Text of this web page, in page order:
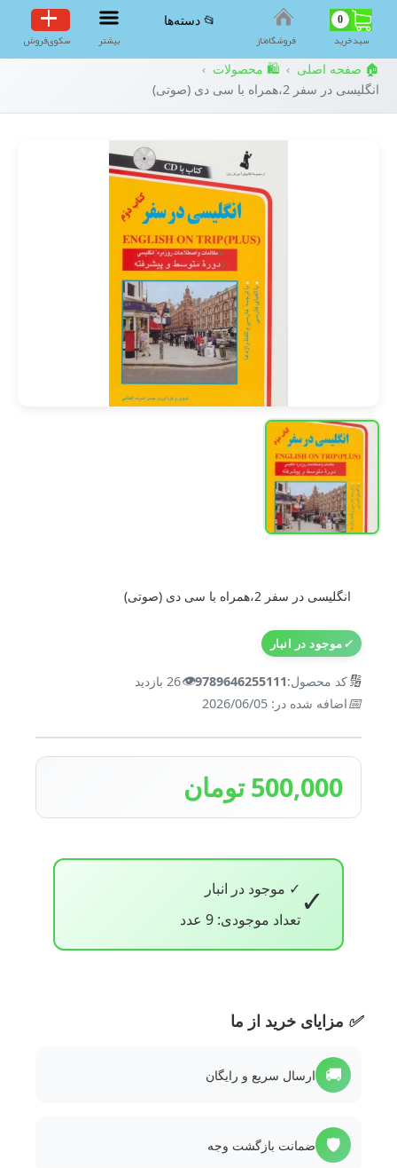
0
سبد‌خرید فروشگاه‌ناز
📂 دسته‌ها
بیشتر سکوی‌فروش
🏠 صفحه اصلی › 🛍️ محصولات ›
انگلیسی در سفر 2،همراه با سی دی (صوتی)
انگلیسی در سفر 2،همراه با سی دی (صوتی)
✓موجود در انبار
🔢کد محصول:9789646255111
👁️26 بازدید
📅اضافه شده در: 2026/06/05
500,000 تومان
✓ ✓ موجود در انبار
تعداد موجودی: 9 عدد
✅ مزایای خرید از ما
🚚 ارسال سریع و رایگان
🛡️ ضمانت بازگشت وجه